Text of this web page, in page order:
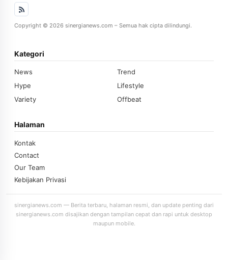
Copyright © 2026 sinergianews.com – Semua hak cipta dilindungi.
Kategori
News
Trend
Hype
Lifestyle
Variety
Offbeat
Halaman
Kontak
Contact
Our Team
Kebijakan Privasi
sinergianews.com — Berita terbaru, halaman resmi, dan update penting dari
sinergianews.com disajikan dengan tampilan cepat dan rapi untuk desktop
maupun mobile.